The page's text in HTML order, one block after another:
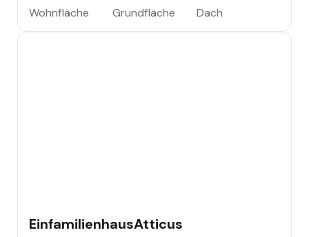
Wohnfläche Grundfläche Dach
EinfamilienhausAtticus